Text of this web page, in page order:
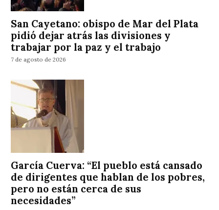
San Cayetano: obispo de Mar del Plata
pidió dejar atrás las divisiones y
trabajar por la paz y el trabajo
7 de agosto de 2026
García Cuerva: “El pueblo está cansado
de dirigentes que hablan de los pobres,
pero no están cerca de sus
necesidades”